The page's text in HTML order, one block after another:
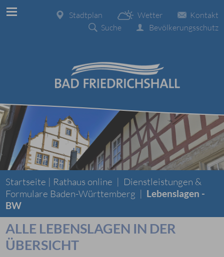
Kontakt
Wetter
Stadtplan
Bevölkerungsschutz
Suche
Startseite | Rathaus online | Dienstleistungen &
Formulare Baden-Württemberg | Lebenslagen -
BW
ALLE LEBENSLAGEN IN DER
ÜBERSICHT